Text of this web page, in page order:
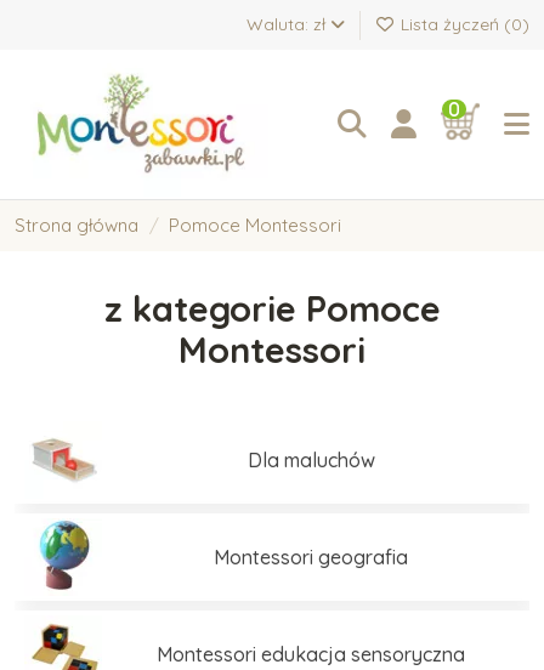
Waluta: zł Lista życzeń (0)
0
Strona główna Pomoce Montessori
z kategorie Pomoce
Montessori
Dla maluchów
Montessori geografia
Montessori edukacja sensoryczna